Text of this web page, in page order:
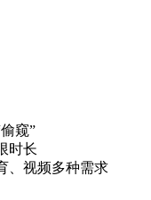
窥”
时长
、视频多种需求